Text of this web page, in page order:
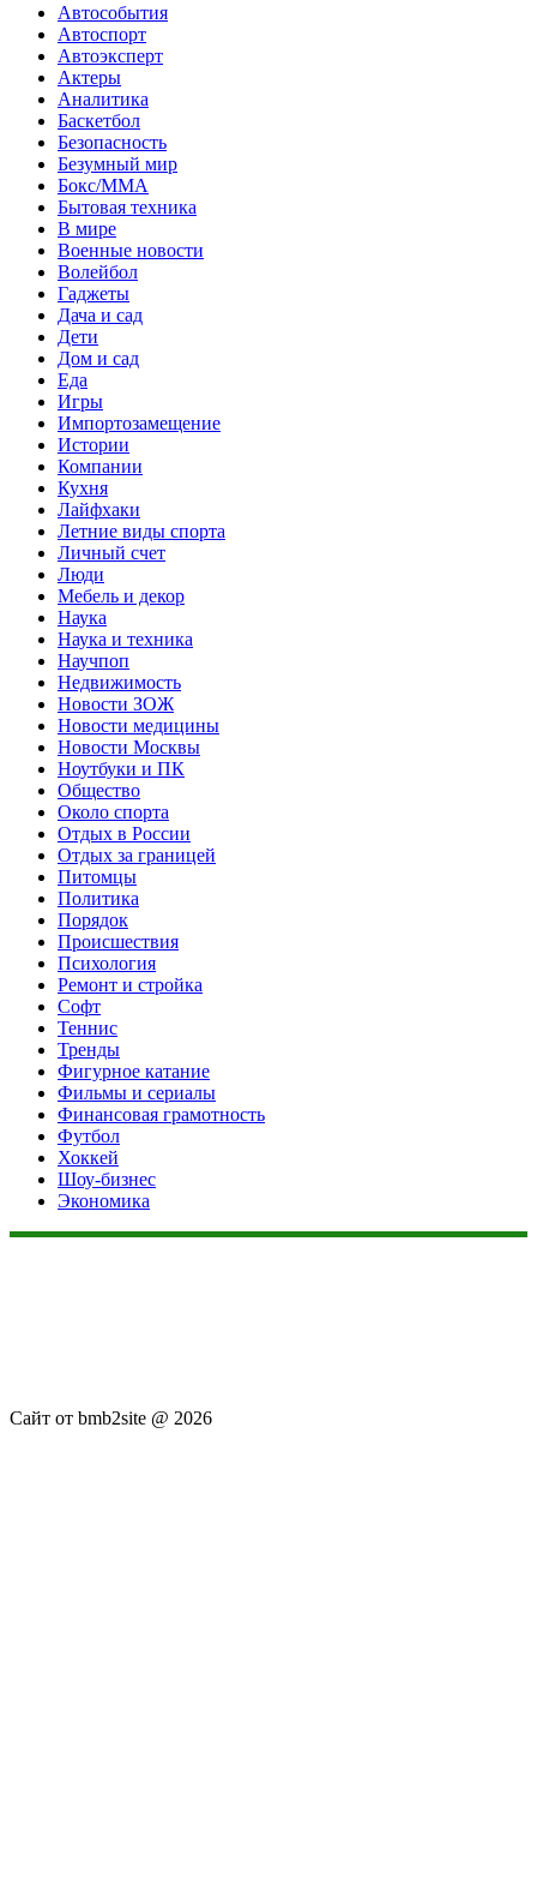
Автособытия
Автоспорт
Автоэксперт
Актеры
Аналитика
Баскетбол
Безопасность
Безумный мир
Бокс/MMA
Бытовая техника
В мире
Военные новости
Волейбол
Гаджеты
Дача и сад
Дети
Дом и сад
Еда
Игры
Импортозамещение
Истории
Компании
Кухня
Лайфхаки
Летние виды спорта
Личный счет
Люди
Мебель и декор
Наука
Наука и техника
Научпоп
Недвижимость
Новости ЗОЖ
Новости медицины
Новости Москвы
Ноутбуки и ПК
Общество
Около спорта
Отдых в России
Отдых за границей
Питомцы
Политика
Порядок
Происшествия
Психология
Ремонт и стройка
Софт
Теннис
Тренды
Фигурное катание
Фильмы и сериалы
Финансовая грамотность
Футбол
Хоккей
Шоу-бизнес
Экономика
Сайт от bmb2site @ 2026